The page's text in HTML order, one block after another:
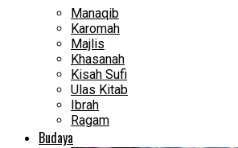
Manaqib
Karomah
Majlis
Khasanah
Kisah Sufi
Ulas Kitab
Ibrah
Ragam
Budaya